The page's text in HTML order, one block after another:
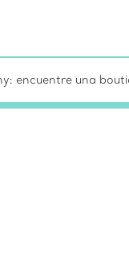
encuentre una